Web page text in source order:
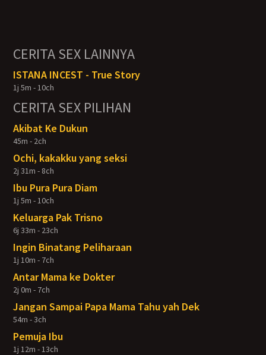
CERITA SEX LAINNYA
ISTANA INCEST - True Story
1j 5m - 10ch
CERITA SEX PILIHAN
Akibat Ke Dukun
45m - 2ch
Ochi, kakakku yang seksi
2j 31m - 8ch
Ibu Pura Pura Diam
1j 5m - 10ch
Keluarga Pak Trisno
6j 33m - 23ch
Ingin Binatang Peliharaan
1j 10m - 7ch
Antar Mama ke Dokter
2j 0m - 7ch
Jangan Sampai Papa Mama Tahu yah Dek
54m - 3ch
Pemuja Ibu
1j 12m - 13ch